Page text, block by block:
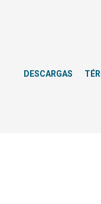
DESCARGAS